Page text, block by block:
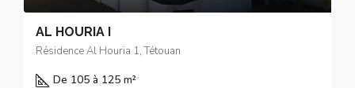
AL HOURIA I
Résidence Al Houria 1, Tétouan
De 105 à 125 m²